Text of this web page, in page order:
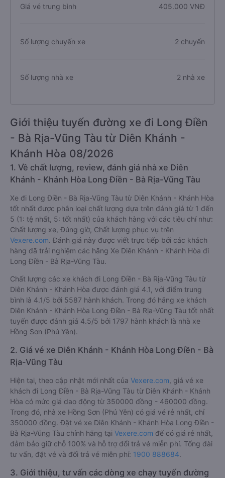
Giá vé trung bình 405.000 VNĐ
Số lượng chuyến xe 2 chuyến
Số lượng nhà xe 2 nhà xe
Giới thiệu tuyến đường xe đi Long Điền
- Bà Rịa-Vũng Tàu từ Diên Khánh -
Khánh Hòa 08/2026
1. Về chất lượng, review, đánh giá nhà xe Diên
Khánh - Khánh Hòa Long Điền - Bà Rịa-Vũng Tàu
Xe đi Long Điền - Bà Rịa-Vũng Tàu từ Diên Khánh - Khánh Hòa
tốt nhất được phân loại chất lượng dựa trên đánh giá từ 1 đến
5 (1: tệ nhất, 5: tốt nhất) của khách hàng với các tiêu chí như:
Chất lượng xe, Đúng giờ, Chất lượng phục vụ trên
Vexere.com. Đánh giá này được viết trực tiếp bởi các khách
hàng đã trải nghiệm các hãng Xe Diên Khánh - Khánh Hòa đi
Long Điền - Bà Rịa-Vũng Tàu.
Chất lượng các xe khách đi Long Điền - Bà Rịa-Vũng Tàu từ
Diên Khánh - Khánh Hòa được đánh giá 4.1, với điểm trung
bình là 4.1/5 bởi 5587 hành khách. Trong đó hãng xe khách
Diên Khánh - Khánh Hòa Long Điền - Bà Rịa-Vũng Tàu tốt nhất
tuyến được đánh giá 4.5/5 bởi 1797 hành khách là nhà xe
Hồng Sơn (Phú Yên).
2. Giá vé xe Diên Khánh - Khánh Hòa Long Điền - Bà
Rịa-Vũng Tàu
Hiện tại, theo cập nhật mới nhất của Vexere.com , giá vé xe
khách đi Long Điền - Bà Rịa-Vũng Tàu từ Diên Khánh - Khánh
Hòa có mức giá dao động từ 350000 đồng - 460000 đồng.
Trong đó, nhà xe Hồng Sơn (Phú Yên) có giá vé rẻ nhất, chỉ
350000 đồng. Đặt vé xe Diên Khánh - Khánh Hòa Long Điền -
Bà Rịa-Vũng Tàu chính hãng tại Vexere.com để có giá rẻ nhất,
đảm bảo giữ chỗ 100% và hỗ trợ đổi trả vé miễn phí. Tổng đài
tư vấn, đặt vé và đổi trả vé miễn phí: 1900 888684.
3. Giới thiệu, tư vấn các dòng xe chạy tuyến đường